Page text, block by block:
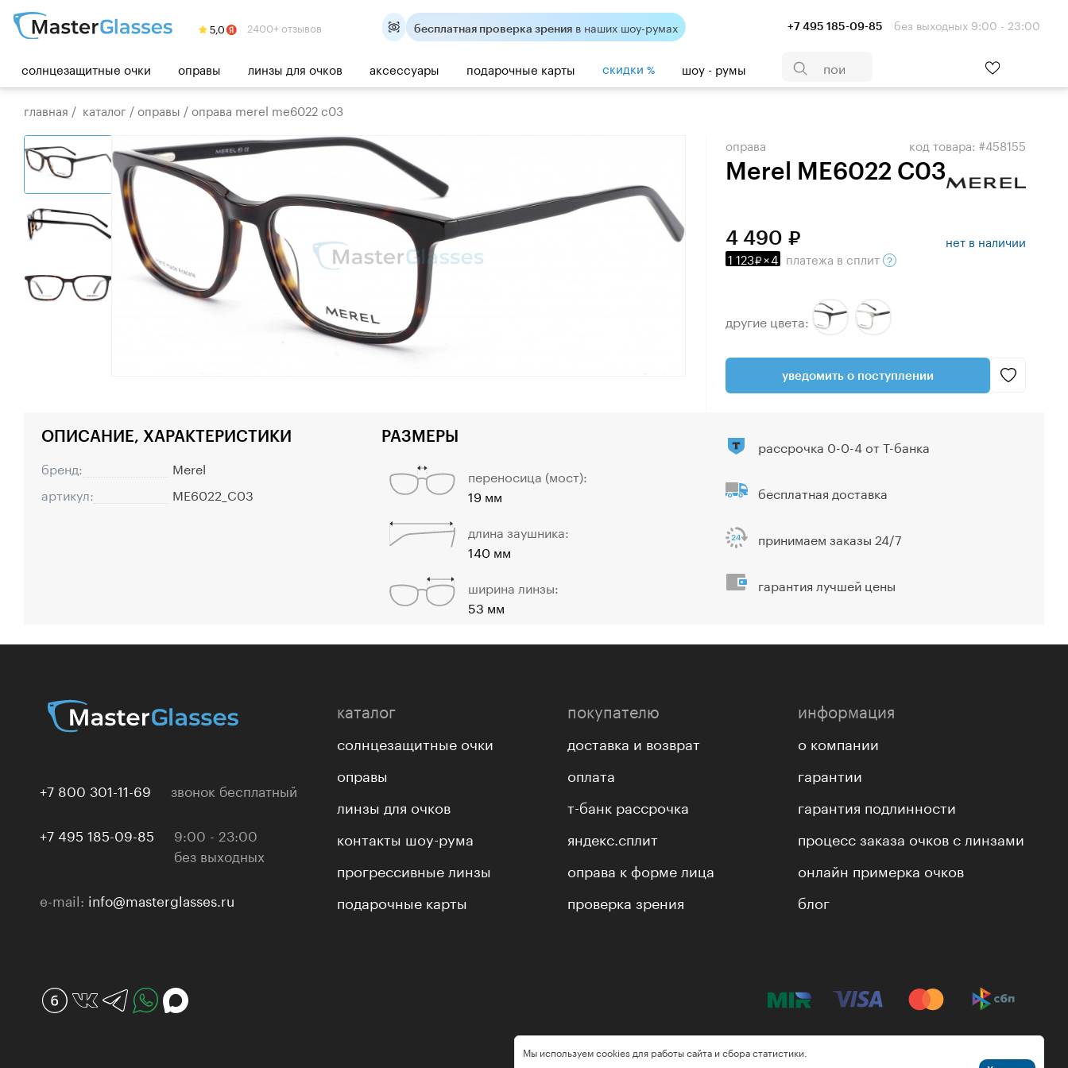
2400+ отзывов +7 495 185-09-85 без выходных 9:00 - 23:00
бесплатная проверка зрения в наших шоу-румах
солнцезащитные очки оправы линзы для очков аксессуары подарочные карты скидки % шоу - румы
главная / каталог /оправы /оправа merel me6022 c03
оправа
Merel ME6022 C03
код товара: #458155
4 490
1 123 ×4 платежа в сплит
нет в наличии
другие цвета:
уведомить о поступлении
ОПИСАНИЕ, ХАРАКТЕРИСТИКИ
бренд:
Merel
артикул:
ME6022_C03
РАЗМЕРЫ
переносица (мост):
19 мм
длина заушника:
140 мм
ширина линзы:
53 мм
рассрочка 0-0-4 от Т-банка
бесплатная доставка
принимаем заказы 24/7
гарантия лучшей цены
+7 800 301-11-69 звонок бесплатный
+7 495 185-09-85
9:00 - 23:00
без выходных
e-mail: info@masterglasses.ru
каталог
солнцезащитные очки
оправы
линзы для очков
контакты шоу-рума
прогрессивные линзы
подарочные карты
покупателю
доставка и возврат
оплата
т-банк рассрочка
яндекс.сплит
оправа к форме лица
проверка зрения
информация
о компании
гарантии
гарантия подлинности
процесс заказа очков с линзами
онлайн примерка очков
блог
Мы используем cookies для работы сайта и сбора статистики.